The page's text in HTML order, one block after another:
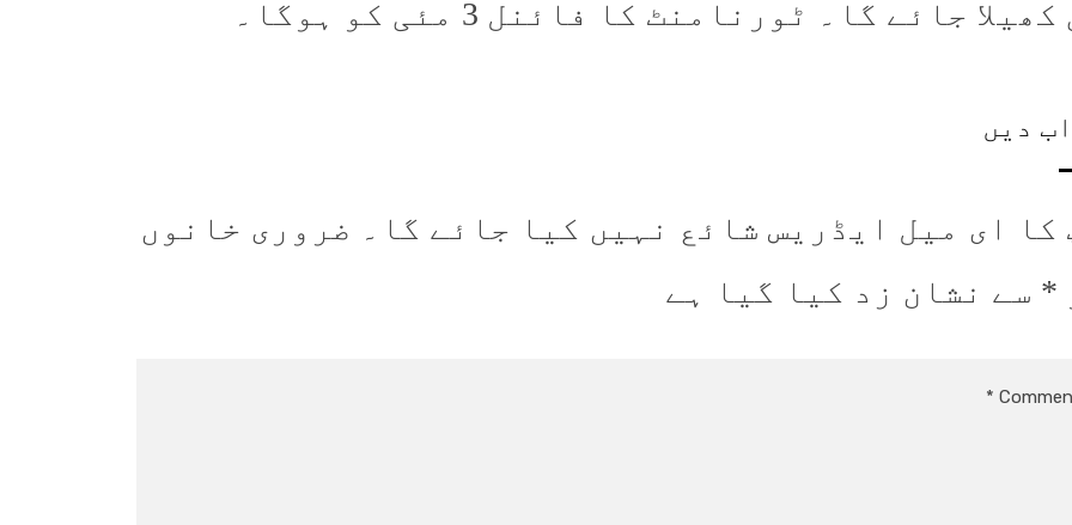
کھیلا جائے گا۔ ٹورنامنٹ کا فائنل 3 مئی کو ہوگا۔
دیں
کا ای میل ایڈریس شائع نہیں کیا جائے گا۔ ضروری خانوں
* سے نشان زد کیا گیا ہے